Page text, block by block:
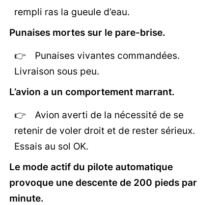
rempli ras la gueule d’eau.
Punaises mortes sur le pare-brise.
Punaises vivantes commandées.
Livraison sous peu.
L’avion a un comportement marrant.
Avion averti de la nécessité de se
retenir de voler droit et de rester sérieux.
Essais au sol OK.
Le mode actif du pilote automatique
provoque une descente de 200 pieds par
minute.